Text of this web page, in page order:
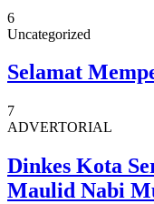
6
Uncategorized
Selamat
7
ADVERTORIAL
Dinkes Kota
Maulid Nabi